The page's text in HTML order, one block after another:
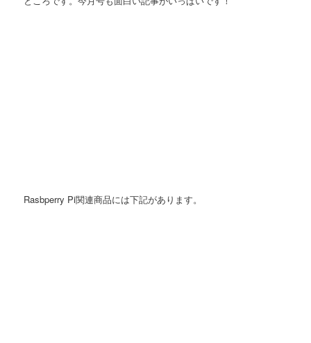
Rasbperry Pi関連商品には下記があります。